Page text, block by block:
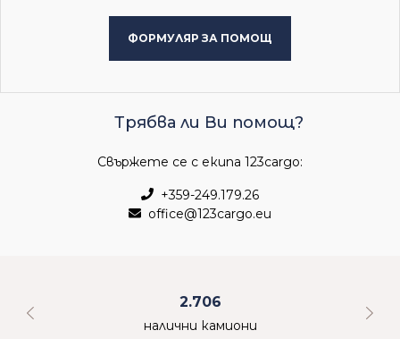
ФОРМУЛЯР ЗА ПОМОЩ
Трябва ли Ви помощ?
Свържете се с екипа 123cargo:
+359-249.179.26
office@123cargo.eu
2.706
налични камиони